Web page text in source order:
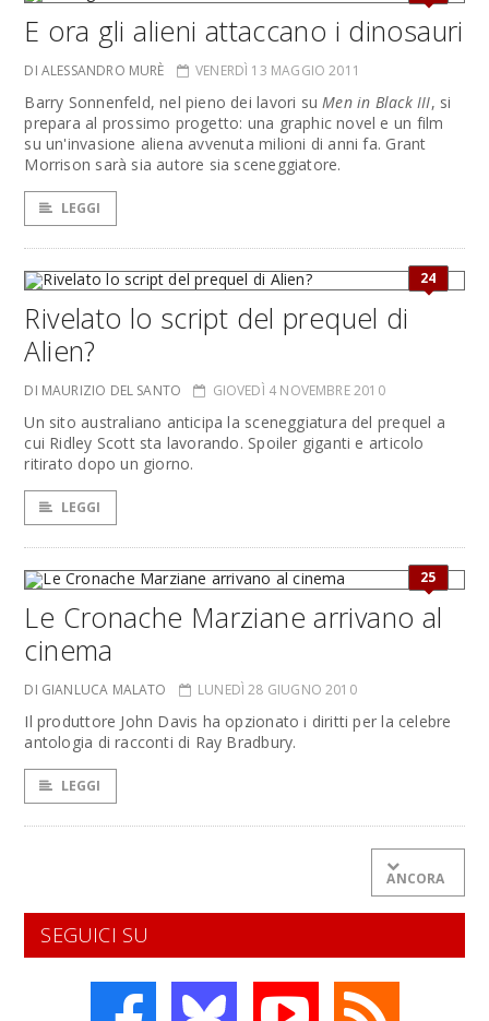
E ora gli alieni attaccano i dinosauri
DI ALESSANDRO MURÈ VENERDÌ 13 MAGGIO 2011
Barry Sonnenfeld, nel pieno dei lavori suMen in Black III, si
prepara al prossimo progetto: una graphic novel e un film
su un'invasione aliena avvenuta milioni di anni fa. Grant
Morrison sarà sia autore sia sceneggiatore.
LEGGI
24
Rivelato lo script del prequel di
Alien?
DI MAURIZIO DEL SANTO GIOVEDÌ 4 NOVEMBRE 2010
Un sito australiano anticipa la sceneggiatura del prequel a
cui Ridley Scott sta lavorando. Spoiler giganti e articolo
ritirato dopo un giorno.
LEGGI
25
Le Cronache Marziane arrivano al
cinema
DI GIANLUCA MALATO LUNEDÌ 28 GIUGNO 2010
Il produttore John Davis ha opzionato i diritti per la celebre
antologia di racconti di Ray Bradbury.
LEGGI
ANCORA
SEGUICI SU